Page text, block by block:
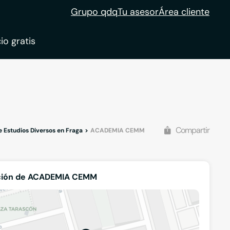
Grupo qdqTu asesorÁrea cliente
gratis
Estudios Diversos en Fraga ACADEMIA CEMM Compartir
de ACADEMIA CEMM